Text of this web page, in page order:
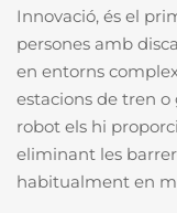
Innovació, és el
persones amb
en entorns
estacions de tren o
robot els hi
eliminant les
habitualment en